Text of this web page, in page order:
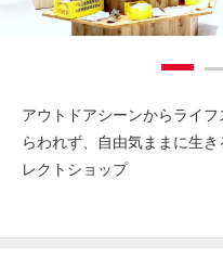
アウトドアシーンからライ
らわれず、自由気ままに生
レクトショップ